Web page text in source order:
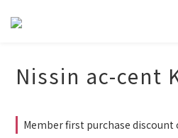
Nissin ac-cent
Member first purchase discount